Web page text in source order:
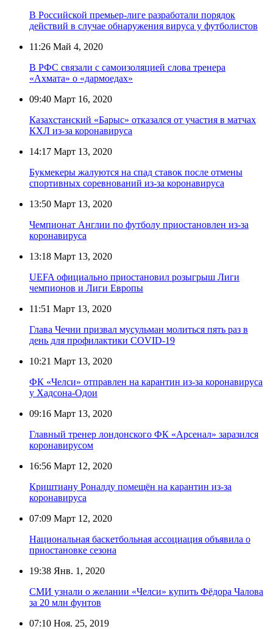
В Российской премьер-лиге разработали порядок
действий в случае обнаружения вируса у футболистов
11:26 Май 4, 2020
В РФС связали с самоизоляцией слова тренера
«Ахмата» о «дармоедах»
09:40 Март 16, 2020
Казахстанский «Барыс» отказался от участия в матчах
КХЛ из-за коронавируса
14:17 Март 13, 2020
Букмекеры жалуются на спад ставок после отмены
спортивных соревнований из-за коронавируса
13:50 Март 13, 2020
Чемпионат Англии по футболу приостановлен из-за
коронавируса
13:18 Март 13, 2020
UEFA официально приостановил розыгрыш Лиги
чемпионов и Лиги Европы
11:51 Март 13, 2020
Глава Чечни призвал мусульман молиться пять раз в
день для профилактики COVID-19
10:21 Март 13, 2020
ФК «Челси» отправлен на карантин из-за коронавируса
у Хадсона-Одои
09:16 Март 13, 2020
Главный тренер лондонского ФК «Арсенал» заразился
коронавирусом
16:56 Март 12, 2020
Криштиану Роналду помещён на карантин из-за
коронавируса
07:09 Март 12, 2020
Национальная баскетбольная ассоциация объявила о
приостановке сезона
19:38 Янв. 1, 2020
СМИ узнали о желании «Челси» купить Фёдора Чалова
за 20 млн фунтов
07:10 Ноя. 25, 2019